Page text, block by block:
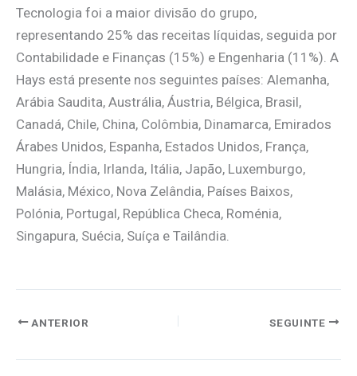
Tecnologia foi a maior divisão do grupo,
representando 25% das receitas líquidas, seguida por
Contabilidade e Finanças (15%) e Engenharia (11%). A
Hays está presente nos seguintes países: Alemanha,
Arábia Saudita, Austrália, Áustria, Bélgica, Brasil,
Canadá, Chile, China, Colômbia, Dinamarca, Emirados
Árabes Unidos, Espanha, Estados Unidos, França,
Hungria, Índia, Irlanda, Itália, Japão, Luxemburgo,
Malásia, México, Nova Zelândia, Países Baixos,
Polónia, Portugal, República Checa, Roménia,
Singapura, Suécia, Suíça e Tailândia.
ANTERIOR SEGUINTE